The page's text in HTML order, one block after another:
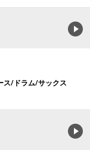
ス/ドラム/サックス